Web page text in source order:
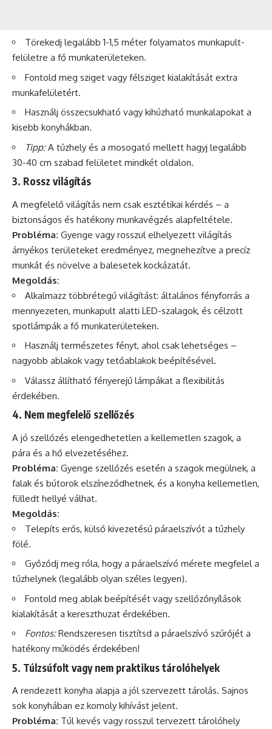
Törekedj legalább 1-1,5 méter folyamatos munkapult-
felületre a fő munkaterületeken.
Fontold meg sziget vagy félsziget kialakítását extra
munkafelületért.
Használj összecsukható vagy kihúzható munkalapokat a
kisebb konyhákban.
Tipp:A tűzhely és a mosogató mellett hagyj legalább
30-40 cm szabad felületet mindkét oldalon.
3. Rossz világítás
A megfelelő világítás nem csak esztétikai kérdés – a
biztonságos és hatékony munkavégzés alapfeltétele.
Probléma: Gyenge vagy rosszul elhelyezett világítás
árnyékos területeket eredményez, megnehezítve a precíz
munkát és növelve a balesetek kockázatát.
Megoldás:
Alkalmazz többrétegű világítást: általános fényforrás a
mennyezeten, munkapult alatti LED-szalagok, és célzott
spotlámpák a fő munkaterületeken.
Használj természetes fényt, ahol csak lehetséges –
nagyobb ablakok vagy tetőablakok beépítésével.
Válassz állítható fényerejű lámpákat a flexibilitás
érdekében.
4. Nem megfelelő szellőzés
A jó szellőzés elengedhetetlen a kellemetlen szagok, a
pára és a hő elvezetéséhez.
Probléma: Gyenge szellőzés esetén a szagok megülnek, a
falak és bútorok elszíneződhetnek, és a konyha kellemetlen,
fülledt hellyé válhat.
Megoldás:
Telepíts erős, külső kivezetésű páraelszívót a tűzhely
fölé.
Győződj meg róla, hogy a páraelszívó mérete megfelel a
tűzhelynek (legalább olyan széles legyen).
Fontold meg ablak beépítését vagy szellőzőnyílások
kialakítását a kereszthuzat érdekében.
Fontos:Rendszeresen tisztítsd a páraelszívó szűrőjét a
hatékony működés érdekében!
5. Túlzsúfolt vagy nem praktikus tárolóhelyek
A rendezett konyha alapja a jól szervezett tárolás. Sajnos
sok konyhában ez komoly kihívást jelent.
Probléma: Túl kevés vagy rosszul tervezett tárolóhely